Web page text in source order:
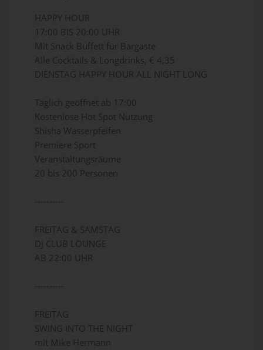
HAPPY HOUR
17:00 BIS 20:00 UHR
Mit Snack Buffett für Bargäste
Alle Cocktails & Longdrinks, € 4,35
DIENSTAG HAPPY HOUR ALL NIGHT LONG
Täglich geöffnet ab 17:00
Kostenlose Hot Spot Nutzung
Shisha Wasserpfeifen
Premiere Sport
Veranstaltungsräume
20 bis 200 Personen
----------
FREITAG & SAMSTAG
DJ CLUB LOUNGE
AB 22:00 UHR
----------
FREITAG
SWING INTO THE NIGHT
mit Mike Hermann